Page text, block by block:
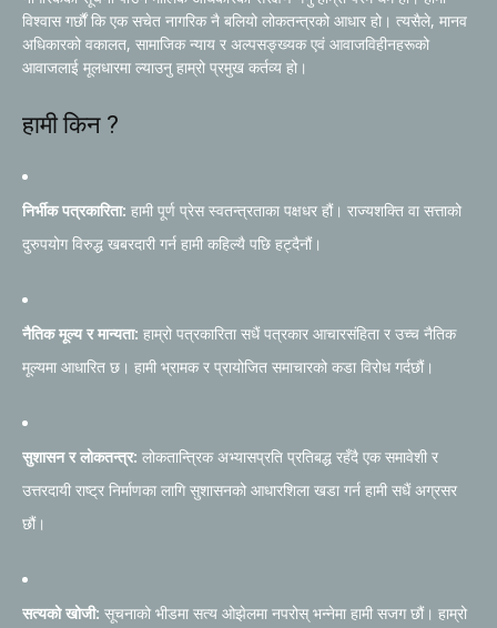
विश्वास गर्छौं कि एक सचेत नागरिक नै बलियो लोकतन्त्रको आधार हो। त्यसैले, मानव
अधिकारको वकालत, सामाजिक न्याय र अल्पसङ्ख्यक एवं आवाजविहीनहरूको
आवाजलाई मूलधारमा ल्याउनु हाम्रो प्रमुख कर्तव्य हो।
हामी किन ?
निर्भीक पत्रकारिता: हामी पूर्ण प्रेस स्वतन्त्रताका पक्षधर हौं। राज्यशक्ति वा सत्ताको
दुरुपयोग विरुद्ध खबरदारी गर्न हामी कहिल्यै पछि हट्दैनौं।
नैतिक मूल्य र मान्यता: हाम्रो पत्रकारिता सधैं पत्रकार आचारसंहिता र उच्च नैतिक
मूल्यमा आधारित छ। हामी भ्रामक र प्रायोजित समाचारको कडा विरोध गर्दछौं।
सुशासन र लोकतन्त्र: लोकतान्त्रिक अभ्यासप्रति प्रतिबद्ध रहँदै एक समावेशी र
उत्तरदायी राष्ट्र निर्माणका लागि सुशासनको आधारशिला खडा गर्न हामी सधैं अग्रसर
छौं।
सत्यको खोजी: सूचनाको भीडमा सत्य ओझेलमा नपरोस् भन्नेमा हामी सजग छौं। हाम्रो